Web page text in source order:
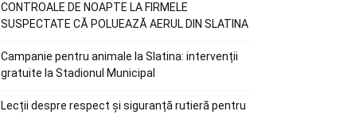
CONTROALE DE NOAPTE LA FIRMELE
SUSPECTATE CĂ POLUEAZĂ AERUL DIN SLATINA
Campanie pentru animale la Slatina: intervenții
gratuite la Stadionul Municipal
Lecții despre respect și siguranță rutieră pentru